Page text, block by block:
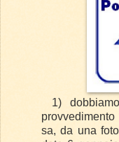
1)
sa, da una